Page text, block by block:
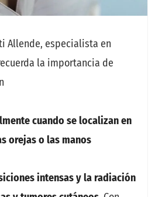
Allende, especialista en
la importancia de
cuando se localizan en
orejas o las manos
intensas y la radiación